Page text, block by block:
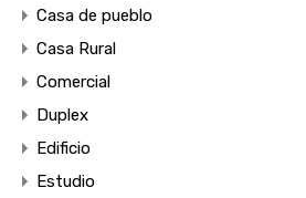
Casa de pueblo
Casa Rural
Comercial
Duplex
Edificio
Estudio